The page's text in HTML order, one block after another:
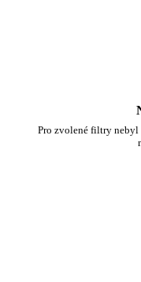
Pro zvolené filtry